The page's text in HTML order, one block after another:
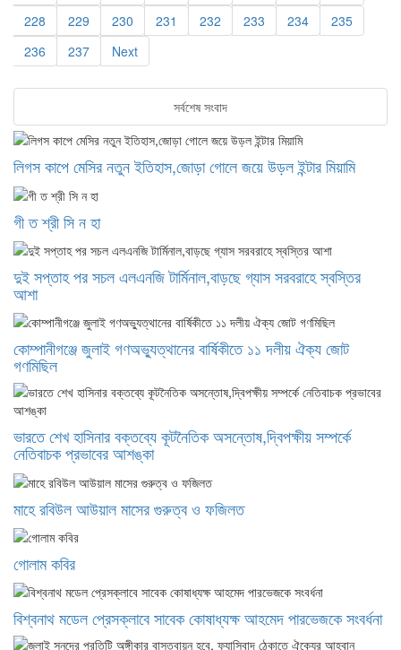
228
229 230 231 232 233 234
235
236
237 Next
সর্বশেষ সংবাদ
লিগস কাপে মেসির নতুন ইতিহাস,জোড়া গোলে জয়ে উড়ল ইন্টার মিয়ামি
গী ত শ্রী সি ন হা
দুই সপ্তাহ পর সচল এলএনজি টার্মিনাল,বাড়ছে গ্যাস সরবরাহে স্বস্তির
আশা
কোম্পানীগঞ্জে জুলাই গণঅভ্যুত্থানের বার্ষিকীতে ১১ দলীয় ঐক্য জোট
গণমিছিল
ভারতে শেখ হাসিনার বক্তব্যে কূটনৈতিক অসন্তোষ,দ্বিপক্ষীয় সম্পর্কে
নেতিবাচক প্রভাবের আশঙ্কা
মাহে রবিউল আউয়াল মাসের গুরুত্ব ও ফজিলত
গোলাম কবির
বিশ্বনাথ মডেল প্রেসক্লাবে সাবেক কোষাধ্যক্ষ আহমেদ পারভেজকে সংবর্ধনা